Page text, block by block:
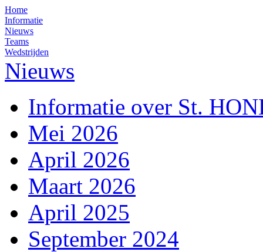
Home
Informatie
Nieuws
Teams
Wedstrijden
Nieuws
Informatie over St.
Mei 2026
April 2026
Maart 2026
April 2025
September 2024